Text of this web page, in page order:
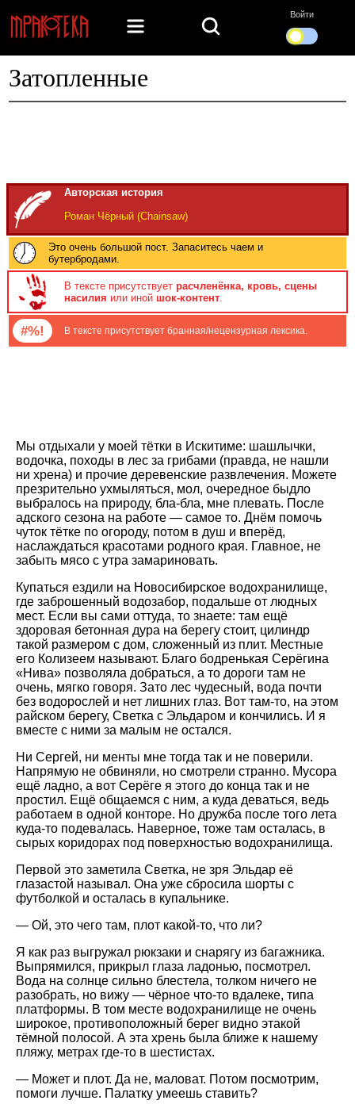
Войти
Затопленные
Авторская история
Роман Чёрный (Chainsaw)
Это очень большой пост. Запаситесь чаем и
бутербродами.
В тексте присутствуетрасчленёнка, кровь, сцены
насилия или иной шок-контент.
#%! В тексте присутствует бранная/нецензурная лексика.
Мы отдыхали у моей тётки в Искитиме: шашлычки,
водочка, походы в лес за грибами (правда, не нашли
ни хрена) и прочие деревенские развлечения. Можете
презрительно ухмыляться, мол, очередное быдло
выбралось на природу, бла-бла, мне плевать. После
адского сезона на работе — самое то. Днём помочь
чуток тётке по огороду, потом в душ и вперёд,
наслаждаться красотами родного края. Главное, не
забыть мясо с утра замариновать.
Купаться ездили на Новосибирское водохранилище,
где заброшенный водозабор, подальше от людных
мест. Если вы сами оттуда, то знаете: там ещё
здоровая бетонная дура на берегу стоит, цилиндр
такой размером с дом, сложенный из плит. Местные
его Колизеем называют. Благо бодренькая Серёгина
«Нива» позволяла добраться, а то дороги там не
очень, мягко говоря. Зато лес чудесный, вода почти
без водорослей и нет лишних глаз. Вот там-то, на этом
райском берегу, Светка с Эльдаром и кончились. И я
вместе с ними за малым не остался.
Ни Сергей, ни менты мне тогда так и не поверили.
Напрямую не обвиняли, но смотрели странно. Мусора
ещё ладно, а вот Серёге я этого до конца так и не
простил. Ещё общаемся с ним, а куда деваться, ведь
работаем в одной конторе. Но дружба после того лета
куда-то подевалась. Наверное, тоже там осталась, в
сырых коридорах под поверхностью водохранилища.
Первой это заметила Светка, не зря Эльдар её
глазастой называл. Она уже сбросила шорты с
футболкой и осталась в купальнике.
— Ой, это чего там, плот какой-то, что ли?
Я как раз выгружал рюкзаки и снарягу из багажника.
Выпрямился, прикрыл глаза ладонью, посмотрел.
Вода на солнце сильно блестела, толком ничего не
разобрать, но вижу — чёрное что-то вдалеке, типа
платформы. В том месте водохранилище не очень
широкое, противоположный берег видно этакой
тёмной полосой. А эта хрень была ближе к нашему
пляжу, метрах где-то в шестистах.
— Может и плот. Да не, маловат. Потом посмотрим,
помоги лучше. Палатку умеешь ставить?